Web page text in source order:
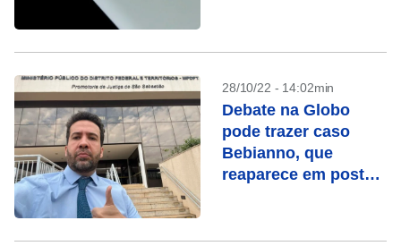
28/10/22 - 14:02min
Debate na Globo
pode trazer caso
Bebianno, que
reaparece em posts